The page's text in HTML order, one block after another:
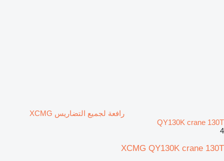
رافعة لجميع التضاريس XCMG
QY130K crane 130T
4
XCMG QY130K crane 130T